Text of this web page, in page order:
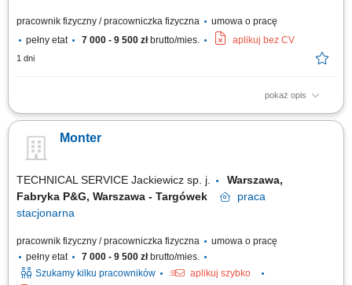
pracownik fizyczny / pracowniczka fizyczna
umowa o pracę
pełny etat
7 000 - 9 500 złbrutto/mies. aplikuj bez CV
1 dni
pokaż opis
Wykonywanie montażu mechanicznego maszyn i urządzeń
zgodnie z dokumentacją. Montaż układów mechanicznych,
transportowych i pneumatycznych. Obsługa elektronarzędzi oraz narzędzi
Monter
TECHNICAL SERVICE Jackiewicz sp. j.
Warszawa,
Fabryka P&G, Warszawa - Targówek
praca
stacjonarna
pracownik fizyczny / pracowniczka fizyczna
umowa o pracę
pełny etat
7 000 - 9 500 złbrutto/mies.
Szukamy kilku pracowników
aplikuj szybko